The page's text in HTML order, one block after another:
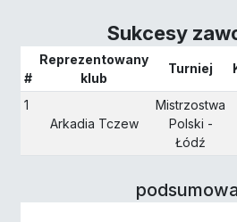
Sukcesy
#
Reprezentowany
klub
Turniej
1
Arkadia Tczew
Mistrzostwa
Polski -
Łódź